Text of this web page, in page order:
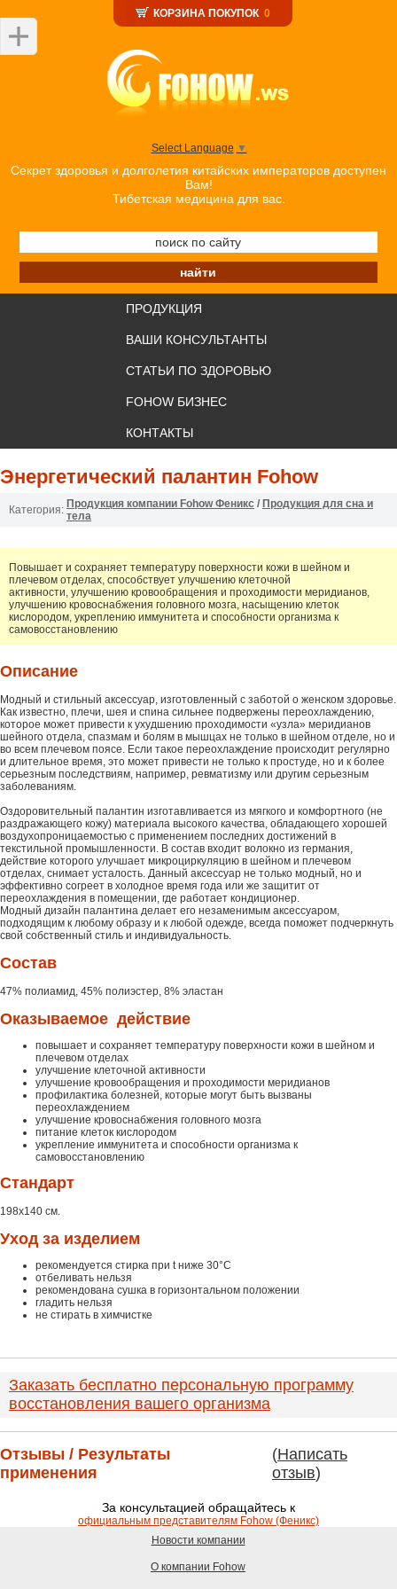
КОРЗИНА ПОКУПОК 0
Select Language ▼
Секрет здоровья и долголетия китайских императоров доступен
Вам!
Тибетская медицина для вас.
ПРОДУКЦИЯ
ВАШИ КОНСУЛЬТАНТЫ
СТАТЬИ ПО ЗДОРОВЬЮ
FOHOW БИЗНЕС
КОНТАКТЫ
Энергетический палантин Fohow
Категория: Продукция компании Fohow Феникс / Продукция для сна и
тела
Повышает и сохраняет температуру поверхности кожи в шейном и
плечевом отделах, способствует улучшению клеточной
активности, улучшению кровообращения и проходимости меридианов,
улучшению кровоснабжения головного мозга, насыщению клеток
кислородом, укреплению иммунитета и способности организма к
самовосстановлению
Описание
Модный и стильный аксессуар, изготовленный с заботой о женском здоровье.
Как известно, плечи, шея и спина сильнее подвержены переохлаждению,
которое может привести к ухудшению проходимости «узла» меридианов
шейного отдела, спазмам и болям в мышцах не только в шейном отделе, но и
во всем плечевом поясе. Если такое переохлаждение происходит регулярно
и длительное время, это может привести не только к простуде, но и к более
серьезным последствиям, например, ревматизму или другим серьезным
заболеваниям.
Оздоровительный палантин изготавливается из мягкого и комфортного (не
раздражающего кожу) материала высокого качества, обладающего хорошей
воздухопроницаемостью с применением последних достижений в
текстильной промышленности. В состав входит волокно из германия,
действие которого улучшает микроциркуляцию в шейном и плечевом
отделах, снимает усталость. Данный аксессуар не только модный, но и
эффективно согреет в холодное время года или же защитит от
переохлаждения в помещении, где работает кондиционер.
Модный дизайн палантина делает его незаменимым аксессуаром,
подходящим к любому образу и к любой одежде, всегда поможет подчеркнуть
свой собственный стиль и индивидуальность.
Состав
47% полиамид, 45% полиэстер, 8% эластан
Оказываемое действие
повышает и сохраняет температуру поверхности кожи в шейном и
плечевом отделах
улучшение клеточной активности
улучшение кровообращения и проходимости меридианов
профилактика болезней, которые могут быть вызваны
переохлаждением
улучшение кровоснабжения головного мозга
питание клеток кислородом
укрепление иммунитета и способности организма к
самовосстановлению
Стандарт
198х140 см.
Уход за изделием
рекомендуется стирка при t ниже 30°С
отбеливать нельзя
рекомендована сушка в горизонтальном положении
гладить нельзя
не стирать в химчистке
Заказать бесплатно персональную программу
восстановления вашего организма
Отзывы / Результаты
применения
(Написать
отзыв)
За консультацией обращайтесь к
официальным представителям Fohow (Феникс)
Новости компании
О компании Fohow